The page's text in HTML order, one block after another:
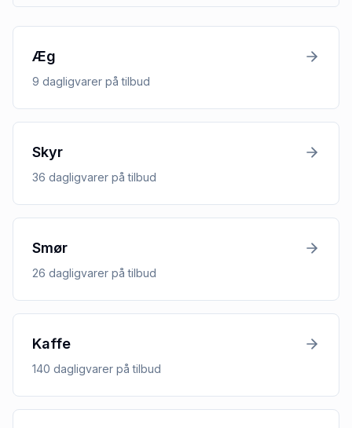
Æg
9 dagligvarer på tilbud
Skyr
36 dagligvarer på tilbud
Smør
26 dagligvarer på tilbud
Kaffe
140 dagligvarer på tilbud